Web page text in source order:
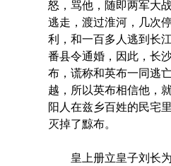
怒，骂他，随即两军大
逃走，渡过淮河，几次
利，和一百多人逃到长
番县令通婚，因此，长
布，谎称和英布一同逃
越，所以英布相信他，
阳人在兹乡百姓的民宅
灭掉了黥布。
皇上册立皇子刘长为